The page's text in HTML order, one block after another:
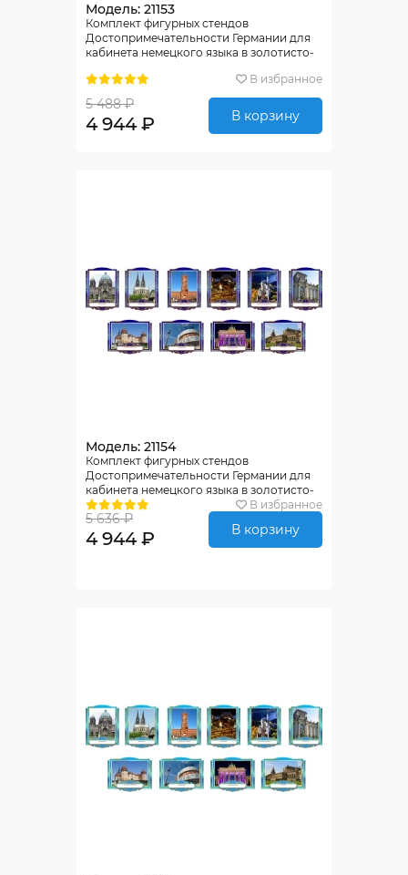
Модель: 21153
Комплект фигурных стендов
Достопримечательности Германии для
кабинета немецкого языка в золотисто-
В избранное
5 488 ₽
4 944 ₽ В корзину
Модель: 21154
Комплект фигурных стендов
Достопримечательности Германии для
кабинета немецкого языка в золотисто-
синих тонах 270*350 мм, 350*270 мм
В избранное
5 636 ₽
4 944 ₽ В корзину